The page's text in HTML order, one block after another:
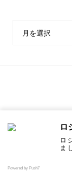
月を選択
Copyright © ロジオ
ロ
ロ
ま
Powered by Push7